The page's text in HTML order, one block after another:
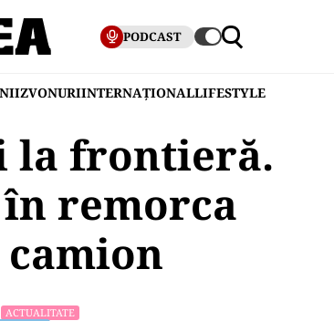
PODCAST
ZVONURIINTERNAȚIONALLIFESTYLE
la frontieră.
remorca
ACTUALITATE